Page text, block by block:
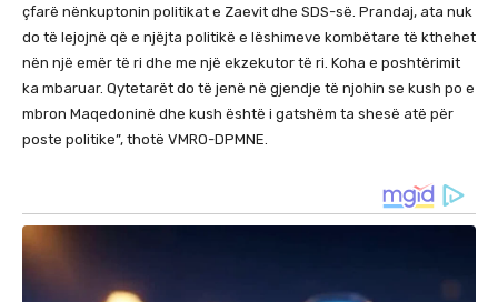
çfarë nënkuptonin politikat e Zaevit dhe SDS-së. Prandaj, ata nuk
do të lejojnë që e njëjta politikë e lëshimeve kombëtare të kthehet
nën një emër të ri dhe me një ekzekutor të ri. Koha e poshtërimit
ka mbaruar. Qytetarët do të jenë në gjendje të njohin se kush po e
mbron Maqedoninë dhe kush është i gatshëm ta shesë atë për
poste politike”, thotë VMRO-DPMNE.